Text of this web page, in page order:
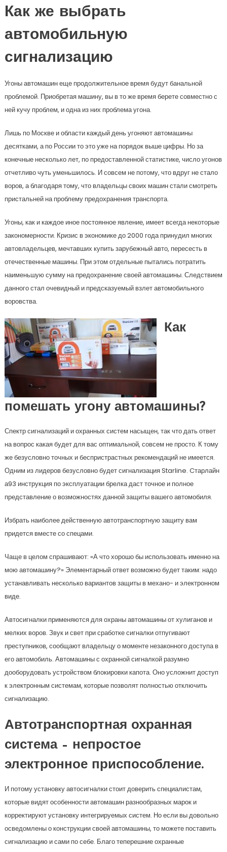
Как же выбрать
автомобильную
сигнализацию
Угоны автомашин еще продолжительное время будут банальной
проблемой. Приобретая машину, вы в то же время берете совместно с
ней кучу проблем, и одна из них проблема угона.
Лишь по Москве и области каждый день угоняют автомашины
десятками, а по России то это уже на порядок выше цифры. Но за
конечные несколько лет, по предоставленной статистике, число угонов
отчетливо чуть уменьшилось. И совсем не потому, что вдруг не стало
воров, а благодаря тому, что владельцы своих машин стали смотреть
пристальней на проблему предохранения транспорта.
Угоны, как и каждое иное постоянное явление, имеет всегда некоторые
закономерности. Кризис в экономике до 2000 года принудил многих
автовладельцев, мечтавших купить зарубежный авто, пересесть в
отечественные машины. При этом отдельные пытались потратить
наименьшую сумму на предохранение своей автомашины. Следствием
данного стал очевидный и предсказуемый взлет автомобильного
воровства.
Как
помешать угону автомашины?
Спектр сигнализаций и охранных систем насыщен, так что дать ответ
на вопрос какая будет для вас оптимальной, совсем не просто. К тому
же безусловно точных и беспристрастных рекомендаций не имеется.
Одним из лидеров безусловно будет сигнализация Starline. Cтарлайн
а93 инструкция по эксплуатации брелка даст точное и полное
представление о возможностях данной защиты вашего автомобиля.
Избрать наиболее действенную автотранспортную защиту вам
придется вместе со спецами.
Чаще в целом спрашивают: «А что хорошо бы использовать именно на
мою автомашину?» Элементарный ответ возможно будет таким: надо
устанавливать несколько вариантов защиты в механо- и электронном
виде.
Автосигналки применяются для охраны автомашины от хулиганов и
мелких воров. Звук и свет при сработке сигналки отпугивают
преступников, сообщают владельцу о моменте незаконного доступа в
его автомобиль. Автомашины с охранной сигналкой разумно
дооборудовать устройством блокировки капота. Оно усложнит доступ
к электронным системам, которые позволят полностью отключить
сигнализацию.
Автотранспортная охранная
система – непростое
электронное приспособление.
И потому установку автосигналки стоит доверить специалистам,
которые видят особенности автомашин разнообразных марок и
корректируют установку интегрируемых систем. Но если вы довольно
осведомлены о конструкции своей автомашины, то можете поставить
сигнализацию и сами по себе. Благо теперешние охранные